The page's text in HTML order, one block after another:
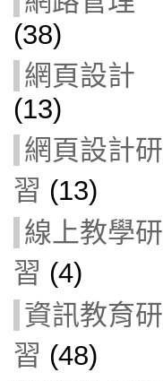
(38)
網頁設計
(13)
網頁設計研
習 (13)
線上教學研
習 (4)
資訊教育研
習 (48)